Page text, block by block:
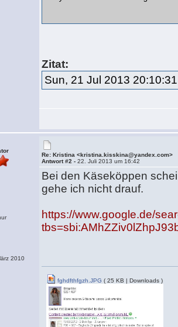
Zitat:
Sun, 21 Jul 2013
2010
Re: Kristina <kristina.kisskina@yandex.com>
Antwort #2 -22. Juli 2013 um 16:42
Bei den Käseköppen
gehe ich nicht drauf.
https://www.google.de/
fghdfthfgzh.JPG ( 25 KB | Downloads )